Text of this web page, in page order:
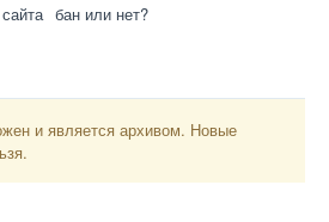
бан или нет?
и является архивом. Новые